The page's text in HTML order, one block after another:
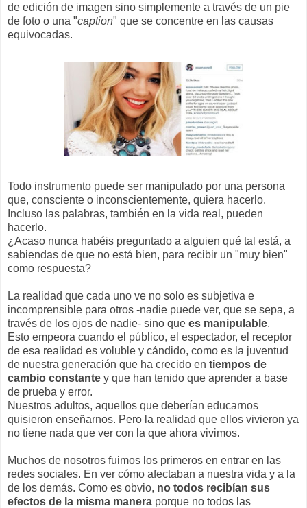
de edición de imagen sino simplemente a través de un pie
de foto o una "caption" que se concentre en las causas
equivocadas.
Todo instrumento puede ser manipulado por una persona
que, consciente o inconscientemente, quiera hacerlo.
Incluso las palabras, también en la vida real, pueden
hacerlo.
¿Acaso nunca habéis preguntado a alguien qué tal está, a
sabiendas de que no está bien, para recibir un "muy bien"
como respuesta?
La realidad que cada uno ve no solo es subjetiva e
incomprensible para otros -nadie puede ver, que se sepa, a
través de los ojos de nadie- sino que es manipulable.
Esto empeora cuando el público, el espectador, el receptor
de esa realidad es voluble y cándido, como es la juventud
de nuestra generación que ha crecido en tiempos de
cambio constante y que han tenido que aprender a base
de prueba y error.
Nuestros adultos, aquellos que deberían educarnos
quisieron enseñarnos. Pero la realidad que ellos vivieron ya
no tiene nada que ver con la que ahora vivimos.
Muchos de nosotros fuimos los primeros en entrar en las
redes sociales. En ver cómo afectaban a nuestra vida y a la
de los demás. Como es obvio, no todos recibían sus
efectos de la misma manera porque no todos las